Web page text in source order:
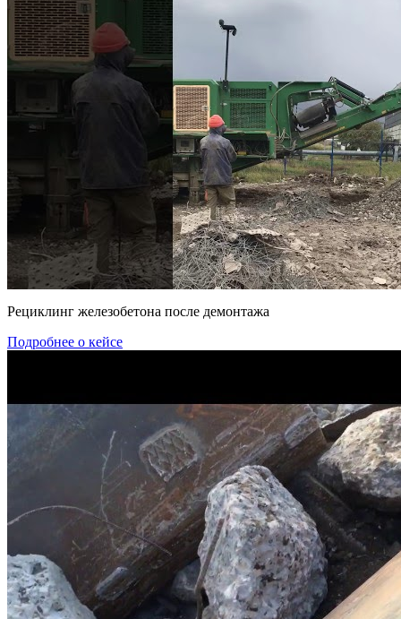
Рециклинг железобетона после демонтажа
Подробнее о кейсе